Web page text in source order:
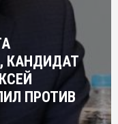
КАНДИДАТ
ПРОТИВ